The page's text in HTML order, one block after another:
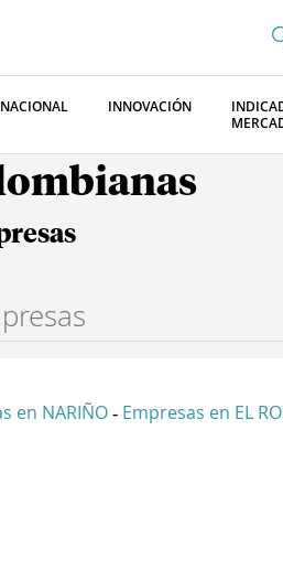
INNOVACIÓN
en NARIÑO - Empresas en EL